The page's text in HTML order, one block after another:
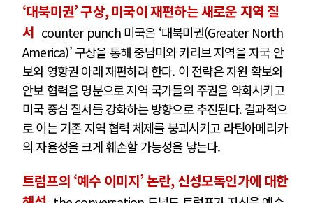
‘대북미권’ 구상, 미국이 재편하는 새로운 지역 질
서 counter punch 미국은 ‘대북미권(Greater North
America)’ 구상을 통해 중남미와 카리브 지역을 자국 안
보와 영향권 아래 재편하려 한다. 이 전략은 자원 확보와
안보 협력을 명분으로 지역 국가들의 주권을 약화시키고
미국 중심 질서를 강화하는 방향으로 추진된다. 결과적으
로 이는 기존 지역 협력 체제를 붕괴시키고 라틴아메리카
의 자율성을 크게 훼손할 가능성을 낳는다.
트럼프의 ‘예수 이미지’ 논란, 신성모독인가에 대한